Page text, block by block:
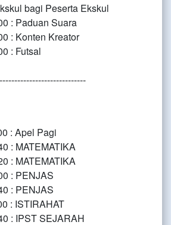
bagi Peserta Ekskul
: Paduan Suara
: Konten Kreator
: Futsal
: Apel Pagi
: MATEMATIKA
: MATEMATIKA
: PENJAS
: PENJAS
: ISTIRAHAT
: IPST SEJARAH